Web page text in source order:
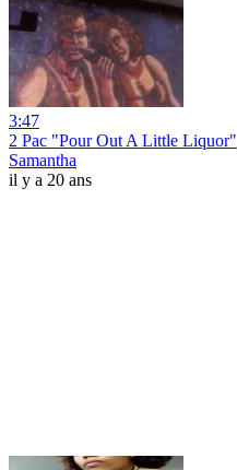
3:47
2 Pac "Pour Out A Little Liquor"
Samantha
il y a 20 ans